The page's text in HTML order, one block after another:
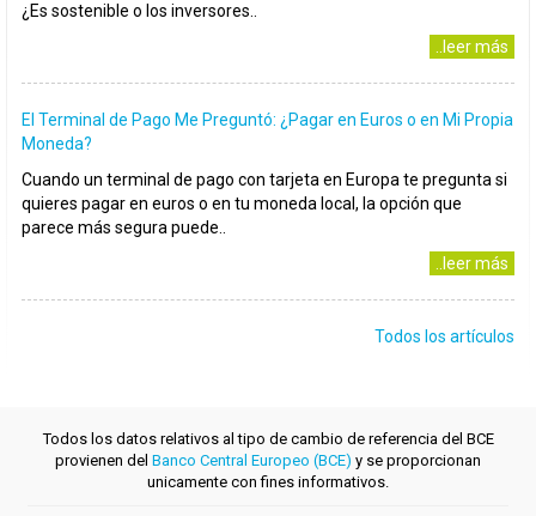
¿Es sostenible o los inversores..
..leer más
El Terminal de Pago Me Preguntó: ¿Pagar en Euros o en Mi Propia
Moneda?
Cuando un terminal de pago con tarjeta en Europa te pregunta si
quieres pagar en euros o en tu moneda local, la opción que
parece más segura puede..
..leer más
Todos los artículos
Todos los datos relativos al tipo de cambio de referencia del BCE
provienen del Banco Central Europeo (BCE) y se proporcionan
unicamente con fines informativos.